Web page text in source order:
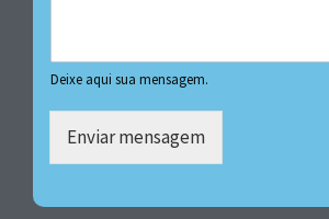
Deixe aqui sua mensagem.
Enviar mensagem